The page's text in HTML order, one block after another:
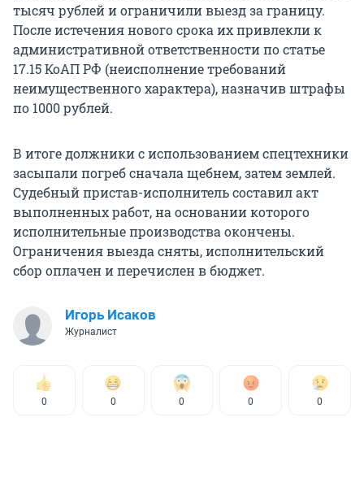
тысяч рублей и ограничили выезд за границу.
После истечения нового срока их привлекли к
административной ответственности по статье
17.15 КоАП РФ (неисполнение требований
неимущественного характера), назначив штрафы
по 1000 рублей.
В итоге должники с использованием спецтехники
засыпали погреб сначала щебнем, затем землей.
Судебный пристав-исполнитель составил акт
выполненных работ, на основании которого
исполнительные производства окончены.
Ограничения выезда сняты, исполнительский
сбор оплачен и перечислен в бюджет.
Игорь Исаков
Журналист
0 0 0 0 0